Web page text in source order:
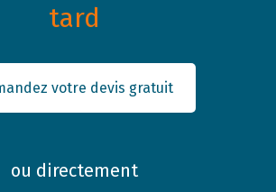
tard
votre devis gratuit
ou directement